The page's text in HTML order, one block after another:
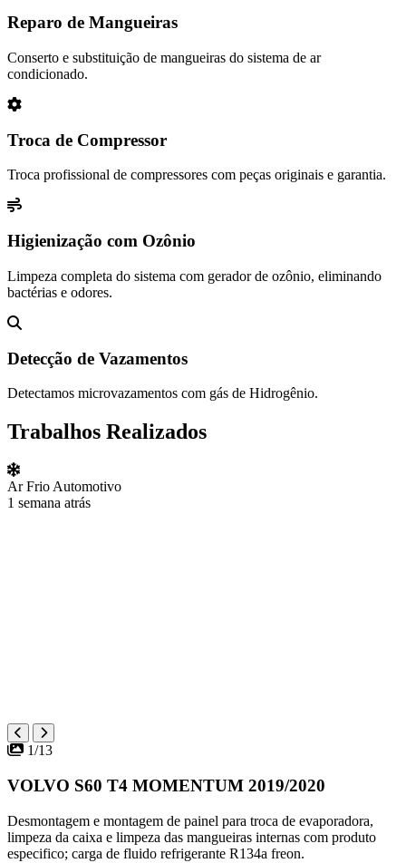
Reparo de Mangueiras
Conserto e substituição de mangueiras do sistema de ar
condicionado.
Troca de Compressor
Troca profissional de compressores com peças originais e garantia.
Higienização com Ozônio
Limpeza completa do sistema com gerador de ozônio, eliminando
bactérias e odores.
Detecção de Vazamentos
Detectamos microvazamentos com gás de Hidrogênio.
Trabalhos Realizados
Ar Frio Automotivo
1 semana atrás
1/13
VOLVO S60 T4 MOMENTUM 2019/2020
Desmontagem e montagem de painel para troca de evaporadora,
limpeza da caixa e limpeza das mangueiras internas com produto
especifico; carga de fluido refrigerante R134a freon.